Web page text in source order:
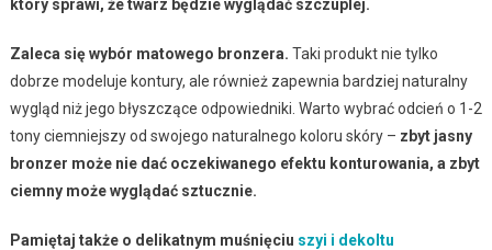
który sprawi, że twarz będzie wyglądać szczuplej.
Zaleca się wybór matowego bronzera. Taki produkt nie tylko
dobrze modeluje kontury, ale również zapewnia bardziej naturalny
wygląd niż jego błyszczące odpowiedniki. Warto wybrać odcień o 1-2
tony ciemniejszy od swojego naturalnego koloru skóry – zbyt jasny
bronzer może nie dać oczekiwanego efektu konturowania, a zbyt
ciemny może wyglądać sztucznie.
Pamiętaj także o delikatnym muśnięciu szyi i dekoltu